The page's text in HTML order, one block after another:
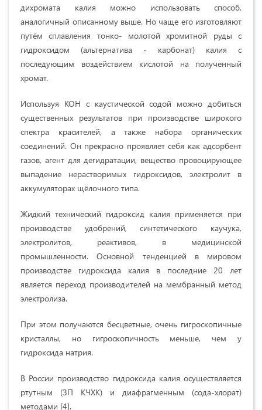
дихромата калия можно использовать способ,
аналогичный описанному выше. Но чаще его изготовляют
путём сплавления тонко- молотой хромитной руды с
гидроксидом (альтернатива - карбонат) калия с
последующим воздействием кислотой на полученный
хромат.
Используя КОН с каустической содой можно добиться
существенных результатов при производстве широкого
спектра красителей, а также набора органических
соединений. Он прекрасно проявляет себя как адсорбент
газов, агент для дегидратации, вещество провоцирующее
выпадение нерастворимых гидроксидов, электролит в
аккумуляторах щёлочного типа.
Жидкий технический гидроксид калия применяется при
производстве удобрений, синтетического каучука,
электролитов, реактивов, в медицинской
промышленности. Основной тенденцией в мировом
производстве гидроксида калия в последние 20 лет
является переход производителей на мембранный метод
электролиза.
При этом получаются бесцветные, очень гигроскопичные
кристаллы, но гигроскопичность меньше, чем у
гидроксида натрия.
В России производство гидроксида калия осуществляется
ртутным (ЗП КЧХК) и диафрагменным (сода-хлорат)
методами [4].